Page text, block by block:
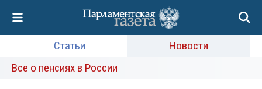
Статьи
Новости
Все о пенсиях в России